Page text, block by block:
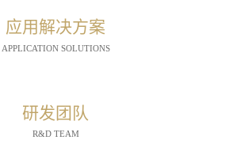
应用解决方案
APPLICATION SOLUTIONS
研发团队
R&D TEAM